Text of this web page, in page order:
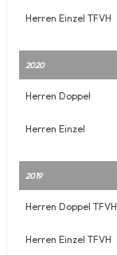
Herren Einzel TFVH
2020
Herren Doppel
Herren Einzel
2019
Herren Doppel TFVH
Herren Einzel TFVH